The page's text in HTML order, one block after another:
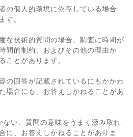
の個人的環境に依存している場合
す。
な技術的質問の場合、調査に時間が
間的制約、およびその他の理由か
ことがあります。
の回答が記載されているにもかかわ
場合にも、お答えしかねることがあ
ない、質問の意味をうまく汲み取れ
に、お答えしかねることがありま